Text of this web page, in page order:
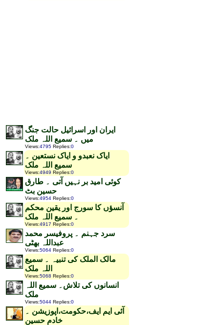
ایران اور اسرائیل حالت جنگ
میں ۔ سمیع اللہ ملک
Views:4795 Replies:0
ایاک نعبدو و ایاک نستعین ۔
سمیع اللہ ملک
Views:4949 Replies:0
کوئی امید بر نہیں آتی ۔ طارق
حسین بٹ
Views:4954 Replies:0
آنسؤں کا سورج اور یقین محکم
۔ سمیع اللہ ملک
Views:4917 Replies:0
سرد جہنم ۔ پروفیسر محمد
عبداللہ بھٹی
Views:5064 Replies:0
مالک الملک کی تنبیہ ۔ سمیع
اللہ ملک
Views:5068 Replies:0
انسانوں کی تلاش۔ سمیع اللہ
ملک
Views:5044 Replies:0
آئی ایم ایف،حکومت،اپوزیشن ۔
خادم حسین